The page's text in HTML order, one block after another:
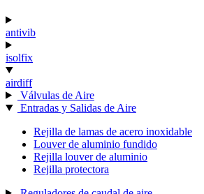
antivib
isolfix
airdiff
Válvulas de Aire
Entradas y Salidas de Aire
Rejilla de lamas de acero inoxidable
Louver de aluminio fundido
Rejilla louver de aluminio
Rejilla protectora